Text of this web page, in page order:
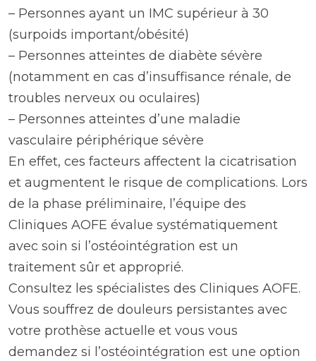
– Personnes ayant un IMC supérieur à 30
(surpoids important/obésité)
– Personnes atteintes de diabète sévère
(notamment en cas d’insuffisance rénale, de
troubles nerveux ou oculaires)
– Personnes atteintes d’une maladie
vasculaire périphérique sévère
En effet, ces facteurs affectent la cicatrisation
et augmentent le risque de complications. Lors
de la phase préliminaire, l’équipe des
Cliniques AOFE évalue systématiquement
avec soin si l’ostéointégration est un
traitement sûr et approprié.
Consultez les spécialistes des Cliniques AOFE.
Vous souffrez de douleurs persistantes avec
votre prothèse actuelle et vous vous
demandez si l’ostéointégration est une option